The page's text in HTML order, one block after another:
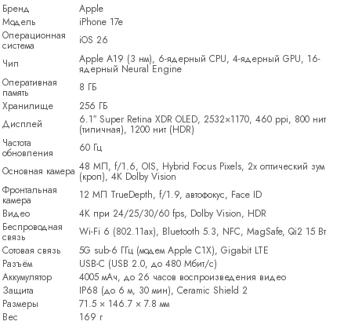
Бренд
Apple
Модель
iPhone 17e
Операционная
система
iOS 26
Чип
Apple A19 (3 нм), 6-ядерный CPU, 4-ядерный GPU, 16-
ядерный Neural Engine
Оперативная
память
8 ГБ
Хранилище
256 ГБ
Дисплей
6.1″ Super Retina XDR OLED, 2532×1170, 460 ppi, 800 нит
(типичная), 1200 нит (HDR)
Частота
обновления
60 Гц
Основная камера 48 МП, f/1.6, OIS, Hybrid Focus Pixels, 2x оптический зум
(кроп), 4K Dolby Vision
Фронтальная
камера
12 МП TrueDepth, f/1.9, автофокус, Face ID
Видео
4K при 24/25/30/60 fps, Dolby Vision, HDR
Беспроводная
связь
Wi-Fi 6 (802.11ax), Bluetooth 5.3, NFC, MagSafe, Qi2 15 Вт
Сотовая связь
5G sub-6 ГГц (модем Apple C1X), Gigabit LTE
Разъём
USB-C (USB 2.0, до 480 Мбит/с)
Аккумулятор
4005 мАч, до 26 часов воспроизведения видео
Защита
IP68 (до 6 м, 30 мин), Ceramic Shield 2
Размеры
71.5 × 146.7 × 7.8 мм
Вес
169 г